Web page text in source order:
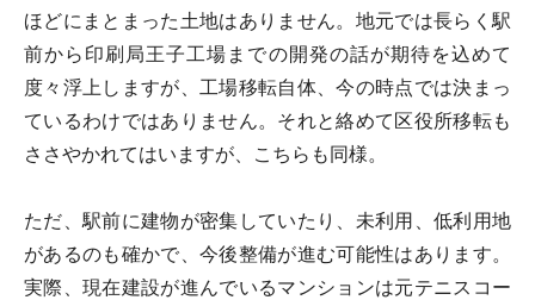
ほどにまとまった土地はありません。地元では長らく駅
前から印刷局王子工場までの開発の話が期待を込めて
度々浮上しますが、工場移転自体、今の時点では決まっ
ているわけではありません。それと絡めて区役所移転も
ささやかれてはいますが、こちらも同様。
ただ、駅前に建物が密集していたり、未利用、低利用地
があるのも確かで、今後整備が進む可能性はあります。
実際、現在建設が進んでいるマンションは元テニスコー